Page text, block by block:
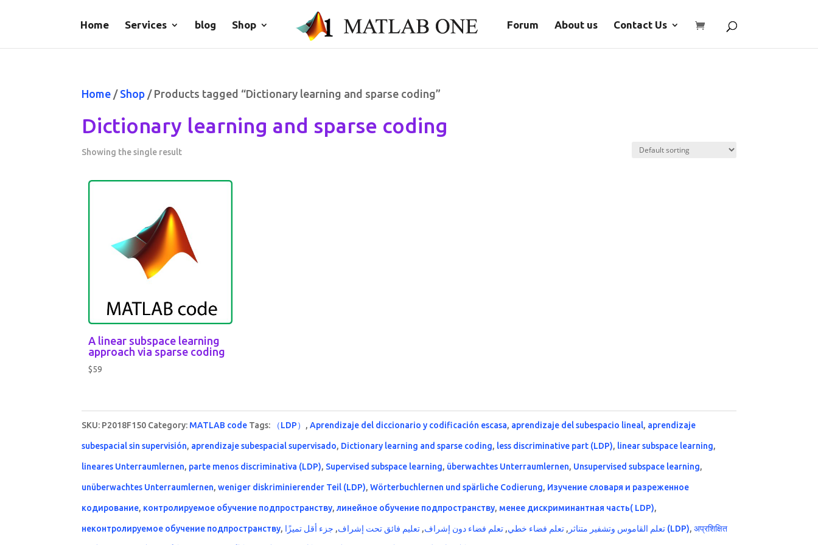
Home Services blog Shop Forum About us Contact Us
Home / Shop / Products tagged “Dictionary learning and sparse coding”
Dictionary learning and sparse coding
Showing the single result
A linear subspace learning
approach via sparse coding
$59
SKU: P2018F150 Category: MATLAB code Tags: （LDP） ,Aprendizaje del diccionario y codificación escasa, aprendizaje del subespacio lineal, aprendizaje
subespacial sin supervisión, aprendizaje subespacial supervisado, Dictionary learning and sparse coding, less discriminative part (LDP), linear subspace learning,
lineares Unterraumlernen, parte menos discriminativa (LDP), Supervised subspace learning, überwachtes Unterraumlernen, Unsupervised subspace learning,
unüberwachtes Unterraumlernen,weniger diskriminierender Teil (LDP),Wörterbuchlernen und spärliche Codierung, Изучение словаря и разреженное
кодирование, контролируемое обучение подпространству,линейное обучение подпространству, менее дискриминантная часть( LDP),
неконтролируемое обучение подпространству, تعلم القاموس وتشفير متناثر , تعلم فضاء خطي, تعلم فضاء دون إشراف, تعليم فائق تحت إشراف, جزء أقل تميزًا (LDP),अप्रशिक्षित